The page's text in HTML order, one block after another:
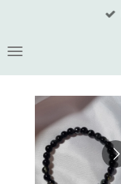
contenu